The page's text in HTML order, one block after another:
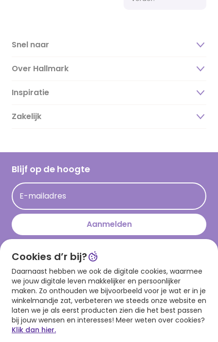
Snel naar
Over Hallmark
Over ons
Duurzaamheid
Hallmark Kaartclub
Acties
Persberichten
Inspiratie
Magazine
Cadeau inspiratie
Op kamp gedichten en versjes
Leuke en grappige op kamp teksten
kamppost inspiratie
Zakelijk
Blijf op de hoogte
E-mailadres
Aanmelden
Download onze app
Cookies d’r bij?
Daarnaast hebben we ook de digitale cookies, waarmee
we jouw digitale leven makkelijker en persoonlijker
maken. Zo onthouden we bijvoorbeeld voor je wat er in je
winkelmandje zat, verbeteren we steeds onze website en
laten we je als eerst producten zien die het best passen
bij jouw wensen en interesses! Meer weten over cookies?
Klik dan hier.